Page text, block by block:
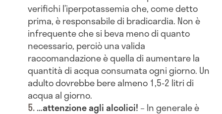
verifichi l’iperpotassemia che, come detto
prima, è responsabile di bradicardia. Non è
infrequente che si beva meno di quanto
necessario, perciò una valida
raccomandazione è quella di aumentare la
quantità di acqua consumata ogni giorno. Un
adulto dovrebbe bere almeno 1,5-2 litri di
acqua al giorno.
…attenzione agli alcolici! – In generale è